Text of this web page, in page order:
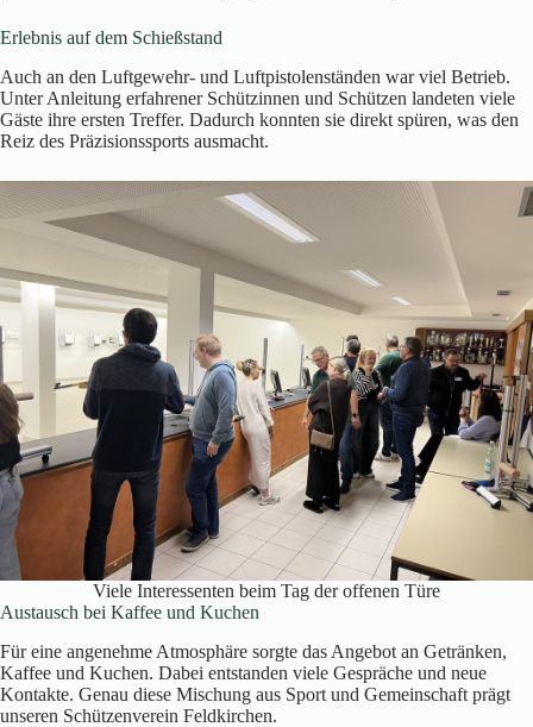
Erlebnis auf dem Schießstand
Auch an den Luftgewehr- und Luftpistolenständen war viel Betrieb.
Unter Anleitung erfahrener Schützinnen und Schützen landeten viele
Gäste ihre ersten Treffer. Dadurch konnten sie direkt spüren, was den
Reiz des Präzisionssports ausmacht.
Viele Interessenten beim Tag der offenen Türe
Austausch bei Kaffee und Kuchen
Für eine angenehme Atmosphäre sorgte das Angebot an Getränken,
Kaffee und Kuchen. Dabei entstanden viele Gespräche und neue
Kontakte. Genau diese Mischung aus Sport und Gemeinschaft prägt
unseren Schützenverein Feldkirchen.